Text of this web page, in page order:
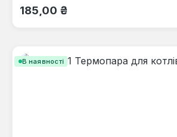
Звичайна ціна:
185,00 ₴
В наявності